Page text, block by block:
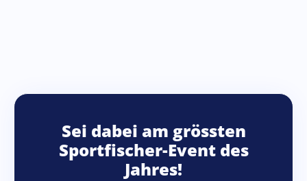
Sei dabei am grössten
Sportfischer-Event des
Jahres!